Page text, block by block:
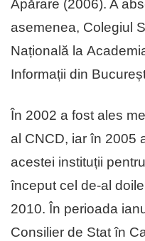
Apărare (2006). A
asemenea, Colegiul
Națională la
Informații din
În 2002 a fost ales
al CNCD, iar în 2005
acestei instituții
început cel de-al
2010. În perioada
Consilier de Stat în